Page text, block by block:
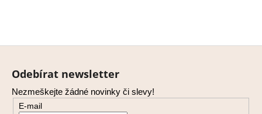
Z
Odebírat newsletter
Nezmeškejte žádné novinky či slevy!
E-mail